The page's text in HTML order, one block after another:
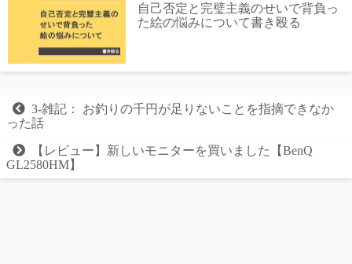
自己否定と完璧主義のせいで背負っ
た絵の悩みについて書き殴る
3-雑記： お釣りの千円が足りないことを指摘できなか
った話
【レビュー】新しいモニターを買いました【BenQ
GL2580HM】